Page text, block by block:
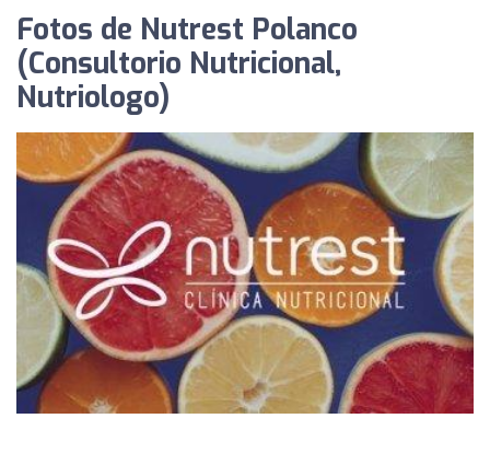
Fotos de Nutrest Polanco
(Consultorio Nutricional,
Nutriologo)